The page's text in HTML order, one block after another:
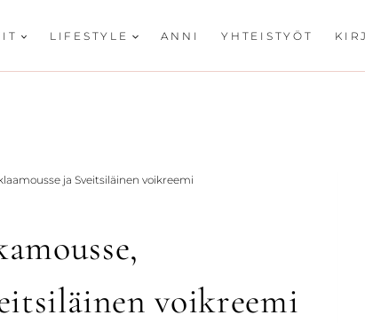
LIFESTYLE ANNI YHTEISTYÖT
ja Sveitsiläinen voikreemi
voikreemi